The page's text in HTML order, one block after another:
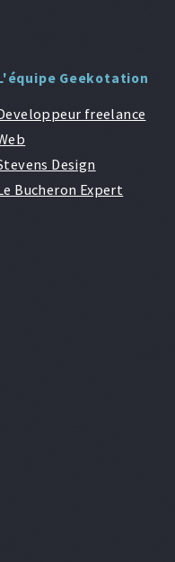
Geekotation
freelance
Design
Bucheron Expert